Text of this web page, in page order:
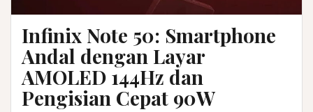
Infinix Note 50: Smartphone
Andal dengan Layar
AMOLED 144Hz dan
Pengisian Cepat 90W